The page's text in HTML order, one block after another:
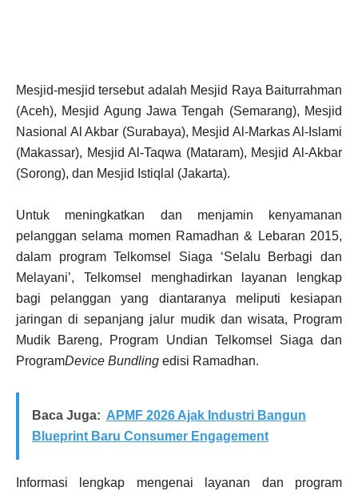
Mesjid-mesjid tersebut adalah Mesjid Raya Baiturrahman
(Aceh), Mesjid Agung Jawa Tengah (Semarang), Mesjid
Nasional Al Akbar (Surabaya), Mesjid Al-Markas Al-Islami
(Makassar), Mesjid Al-Taqwa (Mataram), Mesjid Al-Akbar
(Sorong), dan Mesjid Istiqlal (Jakarta).
Untuk meningkatkan dan menjamin kenyamanan
pelanggan selama momen Ramadhan & Lebaran 2015,
dalam program Telkomsel Siaga ‘Selalu Berbagi dan
Melayani’, Telkomsel menghadirkan layanan lengkap
bagi pelanggan yang diantaranya meliputi kesiapan
jaringan di sepanjang jalur mudik dan wisata, Program
Mudik Bareng, Program Undian Telkomsel Siaga dan
ProgramDevice Bundling edisi Ramadhan.
Baca Juga: APMF 2026 Ajak Industri Bangun
Blueprint Baru Consumer Engagement
Informasi lengkap mengenai layanan dan program